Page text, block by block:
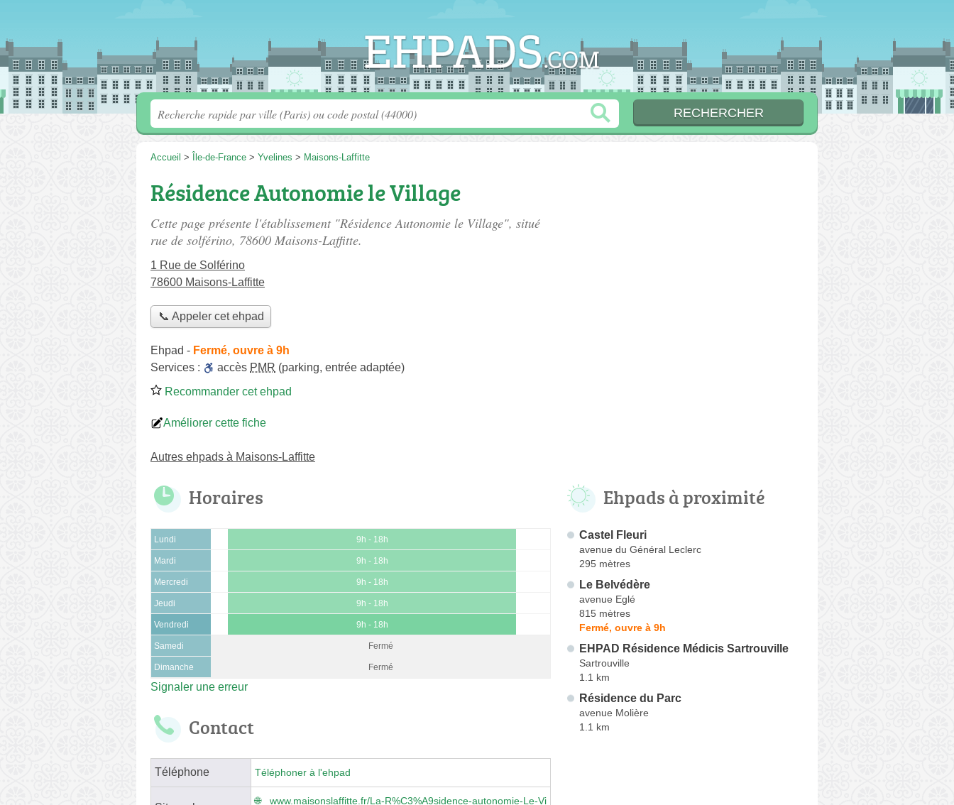
Accueil > Île-de-France > Yvelines > Maisons-Laffitte
Résidence Autonomie le Village
Cette page présente l'établissement "Résidence Autonomie le Village", situé
rue de solférino, 78600 Maisons-Laffitte.
1 Rue de Solférino
78600 Maisons-Laffitte
📞 Appeler cet ehpad
Ehpad - Fermé, ouvre à 9h
Services :
accès PMR (parking, entrée adaptée)
Recommander cet ehpad
Améliorer cette fiche
Autres ehpads à Maisons-Laffitte
Horaires
Lundi 9h - 18h
Mardi 9h - 18h
Mercredi 9h - 18h
Jeudi 9h - 18h
Vendredi 9h - 18h
Samedi Fermé
Dimanche Fermé
Signaler une erreur
Contact
Téléphone Téléphoner à l'ehpad
www.maisonslaffitte.fr/La-R%C3%A9sidence-autonomie-Le-Vi
Ehpads à proximité
Castel Fleuri
avenue du Général Leclerc
295 mètres
Le Belvédère
avenue Eglé
815 mètres
Fermé, ouvre à 9h
EHPAD Résidence Médicis Sartrouville
Sartrouville
1.1 km
Résidence du Parc
avenue Molière
1.1 km